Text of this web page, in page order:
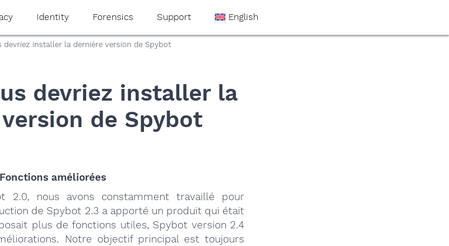
Identity Forensics Support English
installer la dernière version de Spybot
devriez installer la
de Spybot
Fonctions améliorées
2.0, nous avons constamment travaillé pour
de Spybot 2.3 a apporté un produit qui était
plus de fonctions utiles, Spybot version 2.4
Notre objectif principal est toujours